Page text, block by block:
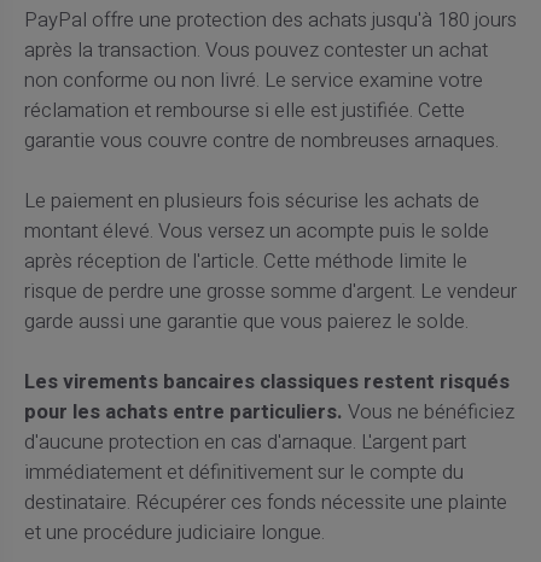
PayPal offre une protection des achats jusqu'à 180 jours
après la transaction. Vous pouvez contester un achat
non conforme ou non livré. Le service examine votre
réclamation et rembourse si elle est justifiée. Cette
garantie vous couvre contre de nombreuses arnaques.
Le paiement en plusieurs fois sécurise les achats de
montant élevé. Vous versez un acompte puis le solde
après réception de l'article. Cette méthode limite le
risque de perdre une grosse somme d'argent. Le vendeur
garde aussi une garantie que vous paierez le solde.
Les virements bancaires classiques restent risqués
pour les achats entre particuliers. Vous ne bénéficiez
d'aucune protection en cas d'arnaque. L'argent part
immédiatement et définitivement sur le compte du
destinataire. Récupérer ces fonds nécessite une plainte
et une procédure judiciaire longue.